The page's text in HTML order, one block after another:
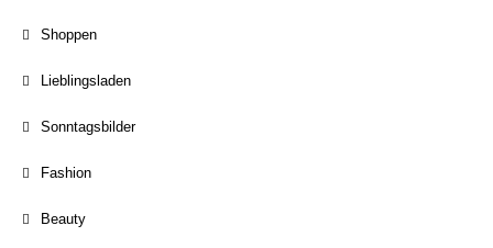
Shoppen
Lieblingsladen
Sonntagsbilder
Fashion
Beauty